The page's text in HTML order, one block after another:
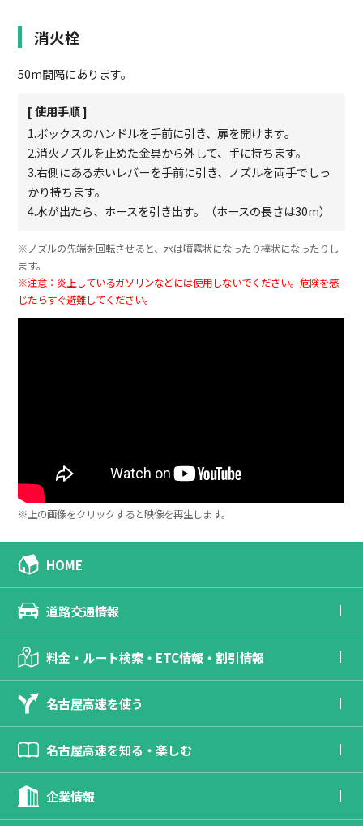
消火栓
50m間隔にあります。
[ 使用手順 ]
1.ボックスのハンドルを手前に引き、扉を開けます。
2.消火ノズルを止めた金具から外して、手に持ちます。
3.右側にある赤いレバーを手前に引き、ノズルを両手でしっ
かり持ちます。
4.水が出たら、ホースを引き出す。（ホースの長さは30m）
※ノズルの先端を回転させると、水は噴霧状になったり棒状になったりし
ます。
※注意：炎上しているガソリンなどには使用しないでください。危険を感
じたらすぐ避難してください。
※上の画像をクリックすると映像を再生します。
HOME
道路交通情報
料金・ルート検索・ETC情報・割引情報
名古屋高速を使う
名古屋高速を知る・楽しむ
企業情報